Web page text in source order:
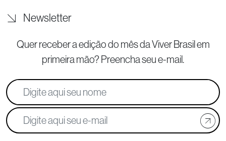
Newsletter
Quer receber a edição do mês da Viver Brasil em
primeira mão? Preencha seu e-mail.